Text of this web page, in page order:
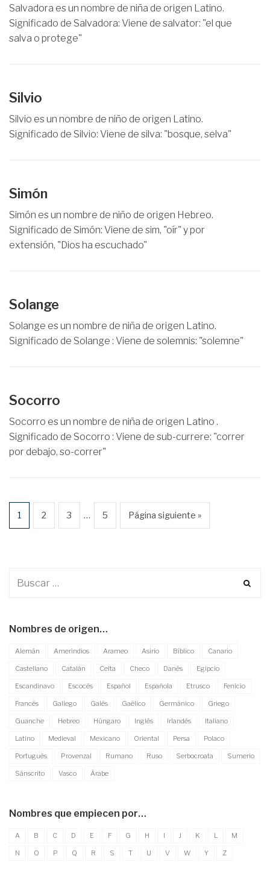
Salvadora es un nombre de niña de origen Latino.
Significado de Salvadora: Viene de salvator: "el que
salva o protege"
Silvio
Silvio es un nombre de niño de origen Latino.
Significado de Silvio: Viene de silva: "bosque, selva"
Simón
Simón es un nombre de niño de origen Hebreo.
Significado de Simón: Viene de sim, "oír" y por
extensión, "Dios ha escuchado"
Solange
Solange es un nombre de niña de origen Latino.
Significado de Solange : Viene de solemnis: "solemne"
Socorro
Socorro es un nombre de niña de origen Latino .
Significado de Socorro : Viene de sub-currere: "correr
por debajo, so-correr"
1 2 3 … 5 Página siguiente »
Nombres de origen…
Alemán Amerindios Arameo Asirio Bíblico Canario
Castellano Catalán Celta Checo Danés Egipcio
Escandinavo Escocés Español Española Etrusco Fenicio
Francés Gallego Galés Gaélico Germánico Griego
Guanche Hebreo Húngaro Inglés Irlandés Italiano
Latino Medieval Mexicano Oriental Persa Polaco
Portugués Provenzal Rumano Ruso Serbocroata Sumerio
Sánscrito Vasco Árabe
Nombres que empiecen por…
A B C D E F G H I J K L M
N O P Q R S T U V W Y Z